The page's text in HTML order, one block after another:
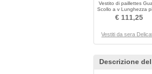
Vestito di paillettes
Scollo a v Lunghezza
Vita naturale
€ 111,25
Vestiti da sera
Descrizione